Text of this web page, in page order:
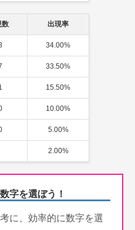
数 出現率
34.00%
33.50%
15.50%
10.00%
5.00%
2.00%
字を選ぼう！
に、効率的に数字を選